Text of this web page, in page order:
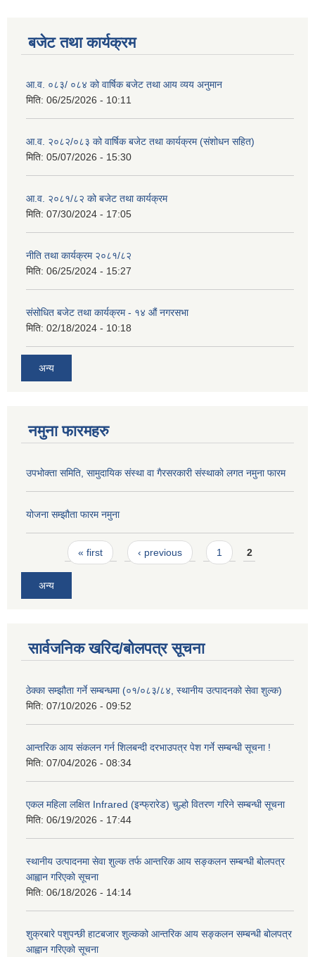
बजेट तथा कार्यक्रम
आ.व. ०८३/ ०८४ को वार्षिक बजेट तथा आय व्यय अनुमान
मिति: 06/25/2026 - 10:11
आ.व. २०८२/०८३ को वार्षिक बजेट तथा कार्यक्रम (संशोधन सहित)
मिति: 05/07/2026 - 15:30
आ.व. २०८१/८२ को बजेट तथा कार्यक्रम
मिति: 07/30/2024 - 17:05
नीति तथा कार्यक्रम २०८१/८२
मिति: 06/25/2024 - 15:27
संसोधित बजेट तथा कार्यक्रम - १४ औं नगरसभा
मिति: 02/18/2024 - 10:18
अन्य
नमुना फारमहरु
उपभोक्ता समिति, सामुदायिक संस्था वा गैरसरकारी संस्थाको लगत नमुना फारम
योजना सम्झौता फारम नमुना
Pages« first ‹ previous 1 2
अन्य
सार्वजनिक खरिद/बोलपत्र सूचना
ठेक्का सम्झौता गर्ने सम्बन्धमा (०१/०८३/८४, स्थानीय उत्पादनको सेवा शुल्क)
मिति: 07/10/2026 - 09:52
आन्तरिक आय संकलन गर्न शिलबन्दी दरभाउपत्र पेश गर्ने सम्बन्धी सूचना !
मिति: 07/04/2026 - 08:34
एकल महिला लक्षित Infrared (इन्फ्रारेड) चुल्हो वितरण गरिने सम्बन्धी सूचना
मिति: 06/19/2026 - 17:44
स्थानीय उत्पादनमा सेवा शुल्क तर्फ आन्तरिक आय सङ्कलन सम्बन्धी बोलपत्र
आह्वान गरिएको सूचना
मिति: 06/18/2026 - 14:14
शुक्रबारे पशुपन्छी हाटबजार शुल्कको आन्तरिक आय सङ्कलन सम्बन्धी बोलपत्र
आह्वान गरिएको सूचना